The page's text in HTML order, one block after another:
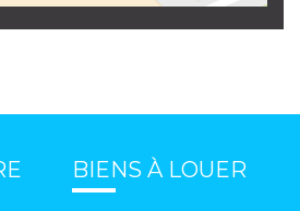
BIENS À LOUER